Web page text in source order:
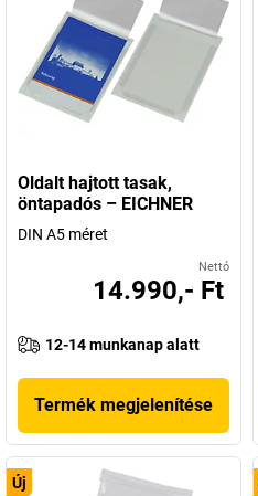
Oldalt hajtott tasak,
öntapadós – EICHNER
DIN A5 méret
Nettó
14.990,- Ft
12-14 munkanap alatt
Termék megjelenítése
Új